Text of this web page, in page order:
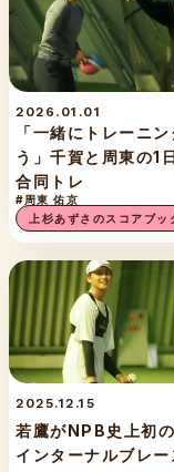
2026.01.01
「一緒にトレーニン
う」千賀と周東の1
合同トレ
#周東 佑京
上杉あずさのスコアブッ
2025.12.15
若鷹がNPB史上初の
インターナルブレー